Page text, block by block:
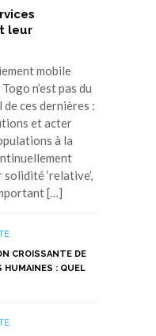
leur
mobile
n’est pas du
ces dernières :
et acter
à la
‘relative’,
[…]
CROISSANTE DE
HUMAINES : QUEL